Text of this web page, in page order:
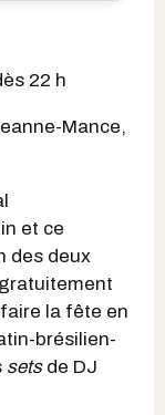
22 h
Mance,
et ce
des deux
la fête en
brésilien-
setsde DJ